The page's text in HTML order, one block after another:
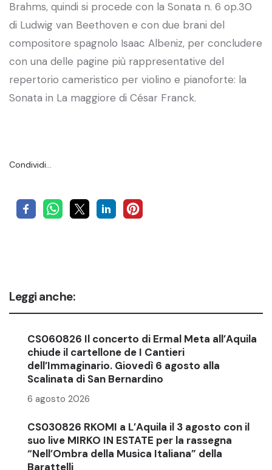
Brahms, quindi si procede con la Sonata n. 6 op.30
di Ludwig van Beethoven e con due brani del
compositore spagnolo Isaac Albeniz, per concludere
con una delle pagine più rappresentative del
repertorio cameristico per violino e pianoforte: la
Sonata in La maggiore di César Franck.
Condividi…
Leggi anche:
CS060826 Il concerto di Ermal Meta all’Aquila
chiude il cartellone de I Cantieri
dell’Immaginario. Giovedì 6 agosto alla
Scalinata di San Bernardino
6 agosto 2026
CS030826 RKOMI a L’Aquila il 3 agosto con il
suo live MIRKO IN ESTATE per la rassegna
“Nell’Ombra della Musica Italiana” della
Barattelli